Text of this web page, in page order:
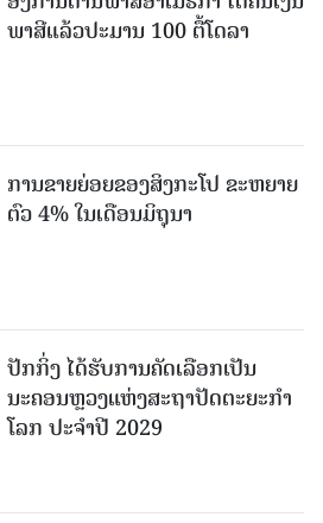
ພາສີແລ້ວປະມານ 100 ຕື້ໂດລາ
ການຂາຍຍ່ອຍຂອງສິງກະໂປ ຂະຫຍາຍ
ຕົວ 4% ໃນເດືອນມິຖຸນາ
ປັກກິ່ງ ໄດ້ຮັບການຄັດເລືອກເປັນ
ນະຄອນຫຼວງແຫ່ງສະຖາປັດຕະຍະກຳ
ໂລກ ປະຈຳປີ 2029